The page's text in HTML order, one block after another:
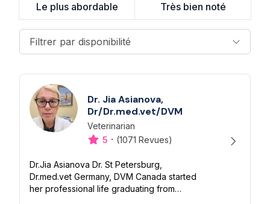
Le plus abordable Très bien noté
Filtrer par disponibilité
Dr. Jia Asianova,
Dr/Dr.med.vet/DVM
Désignation
Veterinarian
Capacités
5 · (1071 Revues)
Dr.Jia Asianova Dr. St Petersburg,
Dr.med.vet Germany, DVM Canada started
her professional life graduating from